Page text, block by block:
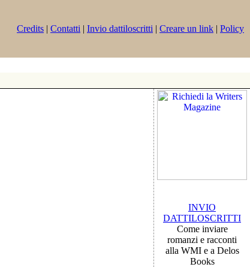
Credits | Contatti | Invio dattiloscritti | Creare un link | Policy
INVIO
DATTILOSCRITTI
Come inviare
romanzi e racconti
alla WMI e a Delos
Books